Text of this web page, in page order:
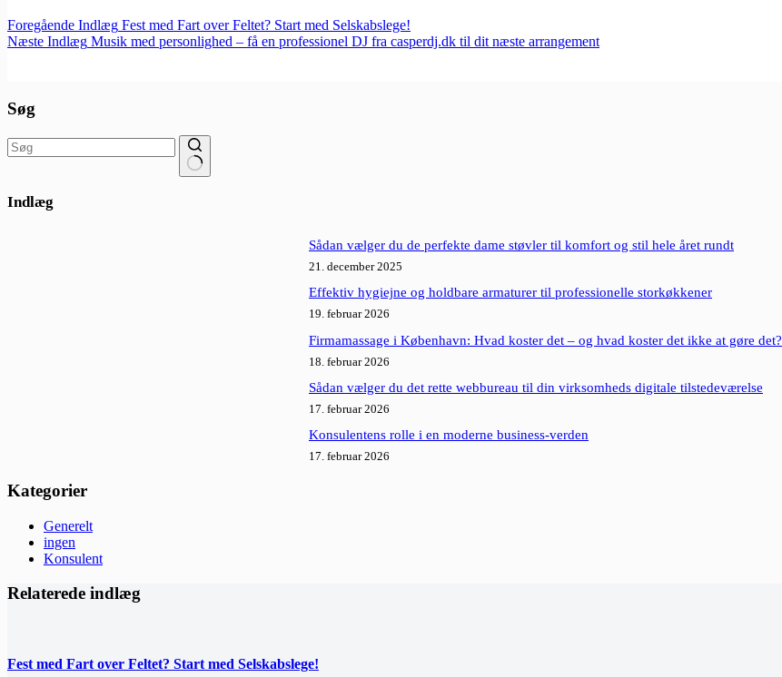
Foregående Indlæg Fest med Fart over Feltet? Start med Selskabslege!
Næste Indlæg Musik med personlighed – få en professionel DJ fra casperdj.dk til dit næste arrangement
Søg
resultater
Indlæg
Sådan vælger du de perfekte dame støvler til komfort og stil hele året rundt
21. december 2025
Effektiv hygiejne og holdbare armaturer til professionelle storkøkkener
19. februar 2026
Firmamassage i København: Hvad koster det – og hvad koster det ikke at gøre det?
18. februar 2026
Sådan vælger du det rette webbureau til din virksomheds digitale tilstedeværelse
17. februar 2026
Konsulentens rolle i en moderne business-verden
17. februar 2026
Kategorier
Generelt
ingen
Konsulent
Relaterede indlæg
Fest med Fart over Feltet? Start med Selskabslege!